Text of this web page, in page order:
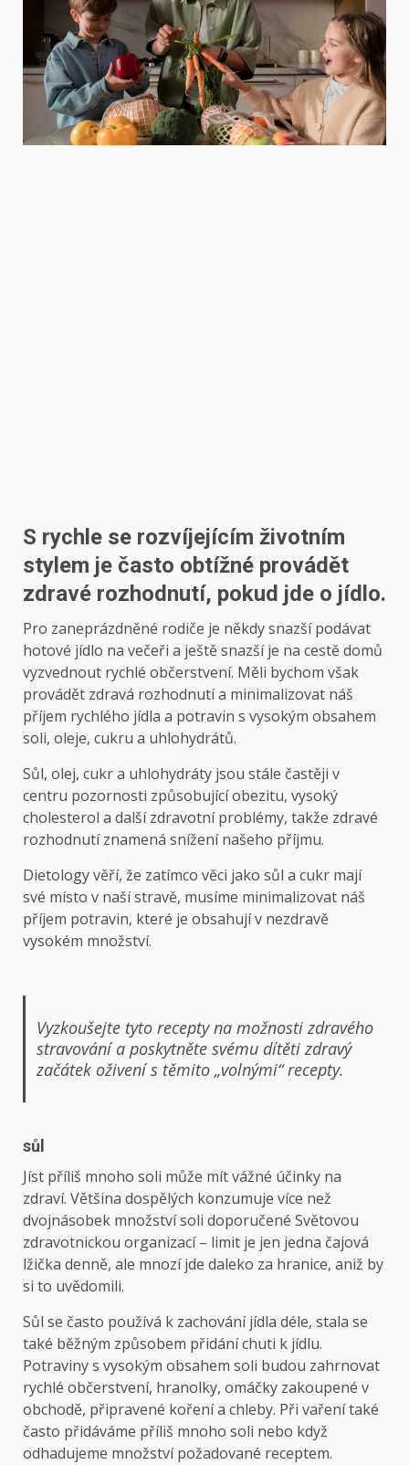
S rychle se rozvíjejícím životním
stylem je často obtížné provádět
zdravé rozhodnutí, pokud jde o jídlo.
Pro zaneprázdněné rodiče je někdy snazší podávat
hotové jídlo na večeři a ještě snazší je na cestě domů
vyzvednout rychlé občerstvení. Měli bychom však
provádět zdravá rozhodnutí a minimalizovat náš
příjem rychlého jídla a potravin s vysokým obsahem
soli, oleje, cukru a uhlohydrátů.
Sůl, olej, cukr a uhlohydráty jsou stále častěji v
centru pozornosti způsobující obezitu, vysoký
cholesterol a další zdravotní problémy, takže zdravé
rozhodnutí znamená snížení našeho příjmu.
Dietology věří, že zatímco věci jako sůl a cukr mají
své místo v naší stravě, musíme minimalizovat náš
příjem potravin, které je obsahují v nezdravě
vysokém množství.
Vyzkoušejte tyto recepty na možnosti zdravého
stravování a poskytněte svému dítěti zdravý
začátek oživení s těmito „volnými“ recepty.
sůl
Jíst příliš mnoho soli může mít vážné účinky na
zdraví. Většina dospělých konzumuje více než
dvojnásobek množství soli doporučené Světovou
zdravotnickou organizací – limit je jen jedna čajová
lžička denně, ale mnozí jde daleko za hranice, aniž by
si to uvědomili.
Sůl se často používá k zachování jídla déle, stala se
také běžným způsobem přidání chuti k jídlu.
Potraviny s vysokým obsahem soli budou zahrnovat
rychlé občerstvení, hranolky, omáčky zakoupené v
obchodě, připravené koření a chleby. Při vaření také
často přidáváme příliš mnoho soli nebo když
odhadujeme množství požadované receptem.